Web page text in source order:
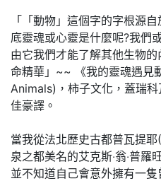
「「動物」這個字的字根源
底靈魂或心靈是什麼呢?我們
由它我們才能了解其他生物
命精華」~~ 《我的靈魂遇見
Animals)，柿子文化，蓋瑞
佳豪譯。
當我從法北歷史古都普瓦提
泉之都美名的艾克斯‧翁‧普
並不知道自己會意外擁有一